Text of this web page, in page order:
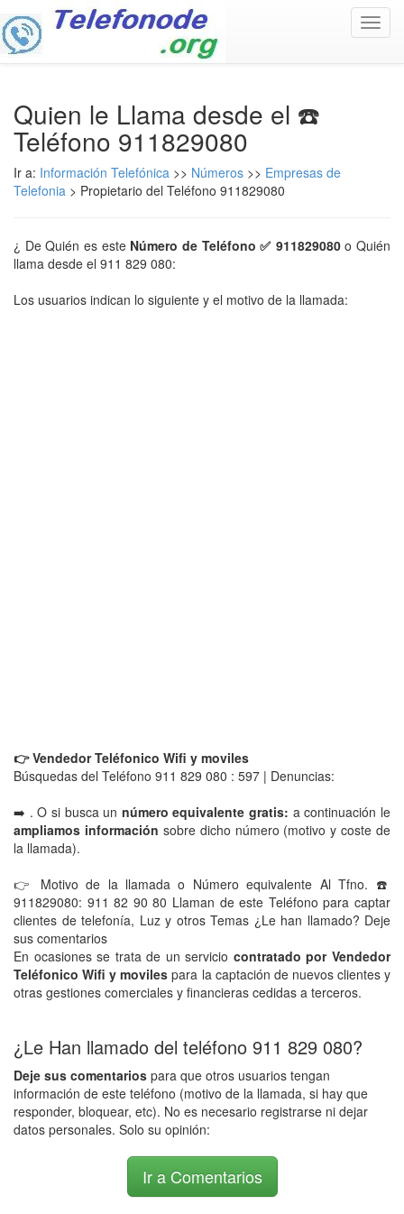
Quien le Llama desde el ☎️
Teléfono 911829080
Ir a: Información Telefónica >> Números >> Empresas de
Telefonia > Propietario del Teléfono 911829080
¿ De Quién es este Número de Teléfono ✅ 911829080o Quién
llama desde el 911 829 080:
Los usuarios indican lo siguiente y el motivo de la llamada:
👉 Vendedor Teléfonico Wifi y moviles
Búsquedas del Teléfono 911 829 080 : 597 | Denuncias:
➡️ . O si busca un número equivalente gratis: a continuación le
ampliamos información sobre dicho número (motivo y coste de
la llamada).
👉 Motivo de la llamada o Número equivalente Al Tfno. ☎️
911829080: 911 82 90 80 Llaman de este Teléfono para captar
clientes de telefonía, Luz y otros Temas ¿Le han llamado? Deje
sus comentarios
En ocasiones se trata de un servicio contratado por Vendedor
Teléfonico Wifi y movilespara la captación de nuevos clientes y
otras gestiones comerciales y financieras cedidas a terceros.
¿Le Han llamado del teléfono 911 829 080?
Deje sus comentarios para que otros usuarios tengan
información de este teléfono (motivo de la llamada, si hay que
responder, bloquear, etc). No es necesario registrarse ni dejar
datos personales. Solo su opinión:
Ir a Comentarios